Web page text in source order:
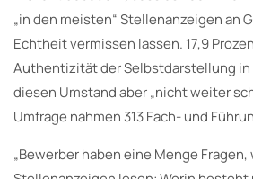
„in den meisten“ Stellenanzeigen an
Echtheit vermissen lassen. 17,9
Authentizität der Selbstdarstellung in
diesen Umstand aber „nicht weiter
Umfrage nahmen 313 Fach- und
„Bewerber haben eine Menge Fragen,